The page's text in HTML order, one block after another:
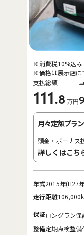
支払総額
111.8 万円
※消費税10%込み
※価格は展示店に
月々定額プラン
頭金・ボーナス
詳しくはこち
年式2015年(H27
走行距離
保証ロングラン保
整備定期点検整備